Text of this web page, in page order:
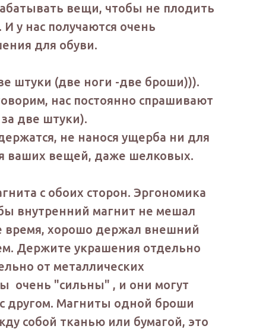
вещи, чтобы не плодить
у нас получаются очень
для обуви.
штуки (две ноги -две броши))).
нас постоянно спрашивают
две штуки).
не нанося ущерба ни для
ваших вещей, даже шелковых.
с обоих сторон. Эргономика
внутренний магнит не мешал
время, хорошо держал внешний
Держите украшения отдельно
от металлических
очень "сильны" , и они могут
другом. Магниты одной броши
собой тканью или бумагой, это